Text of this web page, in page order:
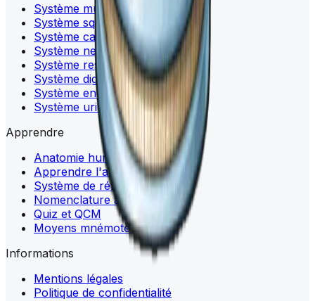
Système musculaire
Système squelettique
Système cardiovasculaire
Système nerveux
Système respiratoire
Système digestif
Système endocrinien
Système urinaire
Apprendre
Anatomie humaine
Apprendre l'anatomie
Système de référence
Nomenclature anatomique
Quiz et QCM
Moyens mnémotechniques
Informations
Mentions légales
Politique de confidentialité